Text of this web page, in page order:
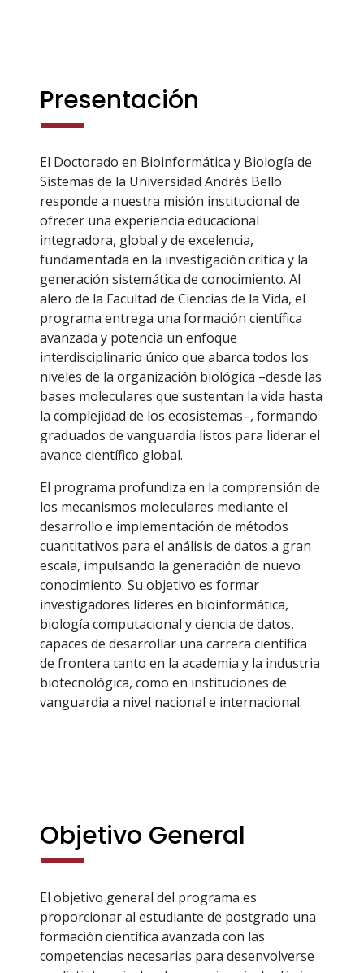
Presentación
El Doctorado en Bioinformática y Biología de
Sistemas de la Universidad Andrés Bello
responde a nuestra misión institucional de
ofrecer una experiencia educacional
integradora, global y de excelencia,
fundamentada en la investigación crítica y la
generación sistemática de conocimiento. Al
alero de la Facultad de Ciencias de la Vida, el
programa entrega una formación científica
avanzada y potencia un enfoque
interdisciplinario único que abarca todos los
niveles de la organización biológica –desde las
bases moleculares que sustentan la vida hasta
la complejidad de los ecosistemas–, formando
graduados de vanguardia listos para liderar el
avance científico global.
El programa profundiza en la comprensión de
los mecanismos moleculares mediante el
desarrollo e implementación de métodos
cuantitativos para el análisis de datos a gran
escala, impulsando la generación de nuevo
conocimiento. Su objetivo es formar
investigadores líderes en bioinformática,
biología computacional y ciencia de datos,
capaces de desarrollar una carrera científica
de frontera tanto en la academia y la industria
biotecnológica, como en instituciones de
vanguardia a nivel nacional e internacional.
Objetivo General
El objetivo general del programa es
proporcionar al estudiante de postgrado una
formación científica avanzada con las
competencias necesarias para desenvolverse